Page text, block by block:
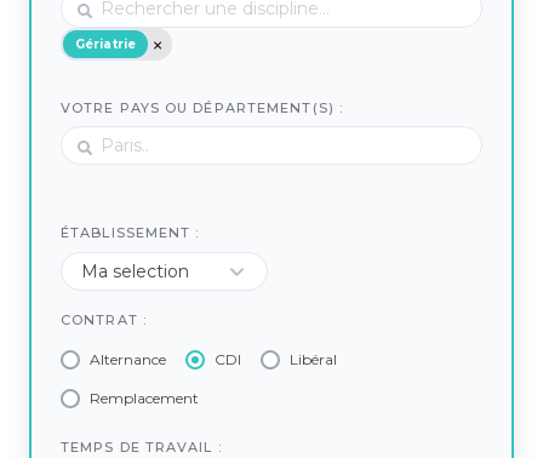
Gériatrie
VOTRE PAYS OU DÉPARTEMENT(S) :
ÉTABLISSEMENT :
CONTRAT :
Alternance CDI Libéral
Remplacement
TEMPS DE TRAVAIL :